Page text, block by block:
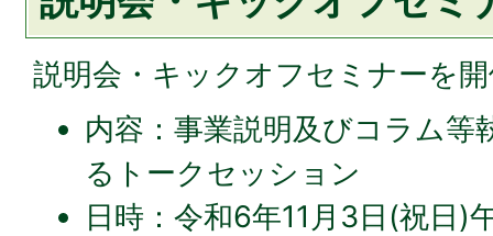
説明会・キックオフセミナーを
内容：事業説明及びコラム等
るトークセッション
日時：令和6年11月3日(祝日)